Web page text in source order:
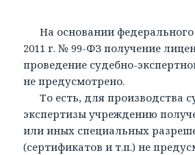
На основании федерального
2011 г. № 99-ФЗ получение
проведение судебно-
не предусмотрено.
То есть, для производства
экспертизы учреждению
или иных специальных
(сертификатов и т.п.) не